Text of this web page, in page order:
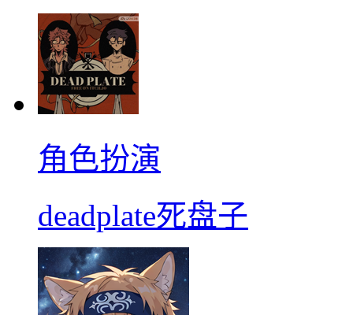
角色扮演
deadplate死盘子